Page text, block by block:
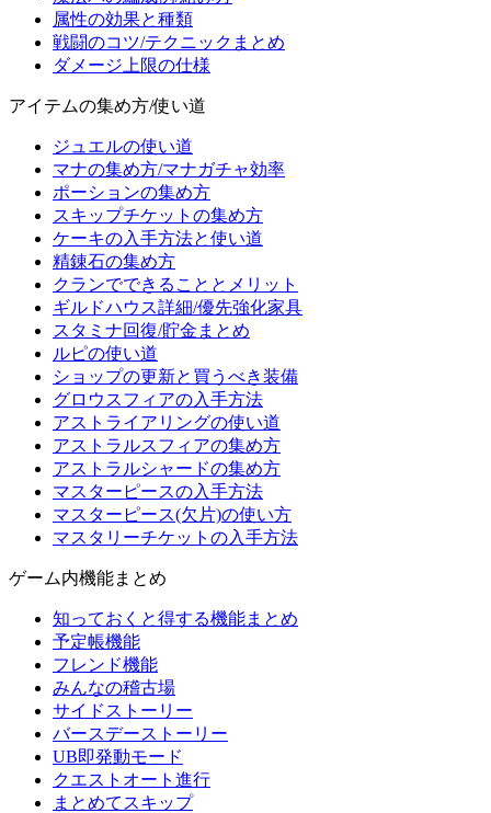
属性の効果と種類
戦闘のコツ/テクニックまとめ
ダメージ上限の仕様
アイテムの集め方/使い道
ジュエルの使い道
マナの集め方/マナガチャ効率
ポーションの集め方
スキップチケットの集め方
ケーキの入手方法と使い道
精錬石の集め方
クランでできることとメリット
ギルドハウス詳細/優先強化家具
スタミナ回復/貯金まとめ
ルピの使い道
ショップの更新と買うべき装備
グロウスフィアの入手方法
アストライアリングの使い道
アストラルスフィアの集め方
アストラルシャードの集め方
マスターピースの入手方法
マスターピース(欠片)の使い方
マスタリーチケットの入手方法
ゲーム内機能まとめ
知っておくと得する機能まとめ
予定帳機能
フレンド機能
みんなの稽古場
サイドストーリー
バースデーストーリー
UB即発動モード
クエストオート進行
まとめてスキップ